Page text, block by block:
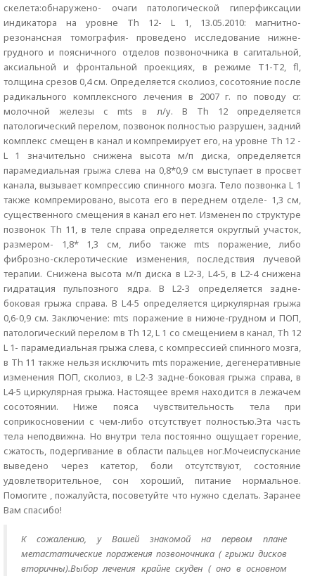
скелета:обнаружено- очаги патологической гиперфиксации
индикатора на уровне Th 12- L 1, 13.05.2010: магнитно-
резонансная томография- проведено исследование нижне-
грудного и поясничного отделов позвоночника в сагитальной,
аксиальной и фронтальной проекциях, в режиме Т1-Т2, fl,
толщина срезов 0,4 см. Определяется сколиоз, сосотояние после
радикального комплексного лечения в 2007 г. по поводу cr.
молочной железы с mts в л/у. В Th 12 определяется
патологический перелом, позвонок полностью разрушен, задний
комплекс смещен в канал и компремирует его, на уровне Th 12 -
L 1 значительно снижена высота м/п диска, определяется
парамедиальная грыжа слева на 0,8*0,9 см выступает в просвет
канала, вызывает компрессию спинного мозга. Тело позвонка L 1
также компремировано, высота его в переднем отделе- 1,3 см,
существенного смещения в канал его нет. Изменен по структуре
позвонок Th 11, в теле справа определяется округлый участок,
размером- 1,8* 1,3 см, либо также mts поражение, либо
фиброзно-склеротические изменения, последствия лучевой
терапии. Снижена высота м/п диска в L2-3, L4-5, в L2-4 снижена
гидратация пульпозного ядра. В L2-3 определяется задне-
боковая грыжа справа. В L4-5 определяется циркулярная грыжа
0,6-0,9 см. Заключение: mts поражение в нижне-грудном и ПОП,
патологический перелом в Th 12, L 1 со смещением в канал, Th 12
L 1- парамедиальная грыжа слева, с компрессией спинного мозга,
в Th 11 также нельзя исключить mts поражение, дегенеративные
изменения ПОП, сколиоз, в L2-3 задне-боковая грыжа справа, в
L4-5 циркулярная грыжа. Настоящее время находится в лежачем
сосотоянии. Ниже пояса чувствительность тела при
соприкосновении с чем-либо отсутствует полностью.Эта часть
тела неподвижна. Но внутри тела постоянно ощущает горение,
сжатость, подергивание в области пальцев ног.Мочеиспускание
выведено через катетор, боли отсутствуют, состояние
удовлетворительное, сон хороший, питание нормальное.
Помогите , пожалуйста, посоветуйте что нужно сделать. Заранее
Вам спасибо!
К сожалению, у Вашей знакомой на первом плане
метастатические поражения позвоночника ( грыжи дисков
вторичны).Выбор лечения крайне скуден ( оно в основном